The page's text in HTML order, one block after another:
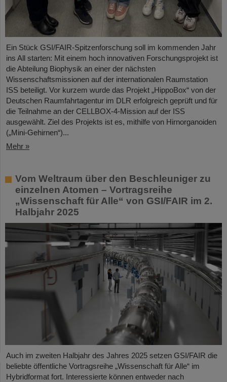
Ein Stück GSI/FAIR-Spitzenforschung soll im kommenden Jahr
ins All starten: Mit einem hoch innovativen Forschungsprojekt ist
die Abteilung Biophysik an einer der nächsten
Wissenschaftsmissionen auf der internationalen Raumstation
ISS beteiligt. Vor kurzem wurde das Projekt „HippoBox“ von der
Deutschen Raumfahrtagentur im DLR erfolgreich geprüft und für
die Teilnahme an der CELLBOX-4-Mission auf der ISS
ausgewählt. Ziel des Projekts ist es, mithilfe von Hirnorganoiden
(„Mini-Gehirnen“)...
Mehr »
Vom Weltraum über den Beschleuniger zu
einzelnen Atomen – Vortragsreihe
„Wissenschaft für Alle“ von GSI/FAIR im 2.
Halbjahr 2025
Auch im zweiten Halbjahr des Jahres 2025 setzen GSI/FAIR die
beliebte öffentliche Vortragsreihe „Wissenschaft für Alle“ im
Hybridformat fort. Interessierte können entweder nach